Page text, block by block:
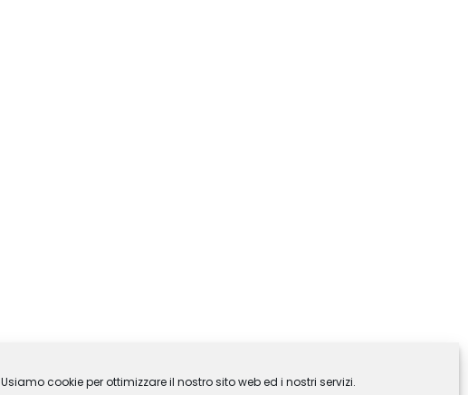
Usiamo cookie per ottimizzare il nostro sito web ed i nostri servizi.